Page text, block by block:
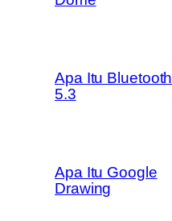
Apa Itu Bluetooth
5.3
Apa Itu Google
Drawing